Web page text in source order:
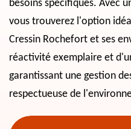
besoins spécifiques. Avec
vous trouverez l'option
Cressin Rochefort et ses
réactivité exemplaire et
garantissant une gestion
respectueuse de